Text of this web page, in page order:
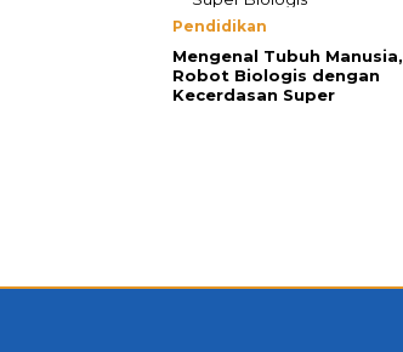
Pendidikan
Mengenal Tubuh Manusia,
Robot Biologis dengan
Kecerdasan Super